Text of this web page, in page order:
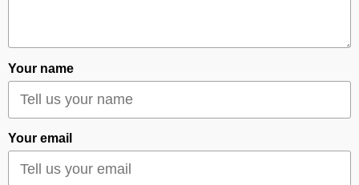
Your name
Your email